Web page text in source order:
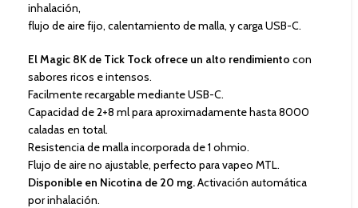
inhalación,
flujo de aire fijo, calentamiento de malla, y carga USB-C.
El Magic 8K de Tick Tock ofrece un alto rendimiento con
sabores ricos e intensos.
Facilmente recargable mediante USB-C.
Capacidad de 2+8 ml para aproximadamente hasta 8000
caladas en total.
Resistencia de malla incorporada de 1 ohmio.
Flujo de aire no ajustable, perfecto para vapeo MTL.
Disponible en Nicotina de 20 mg.Activación automática
por inhalación.